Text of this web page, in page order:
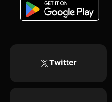
Twitter